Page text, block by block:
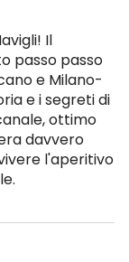
Il
passo passo
e Milano-
e i segreti di
ottimo
davvero
l'aperitivo